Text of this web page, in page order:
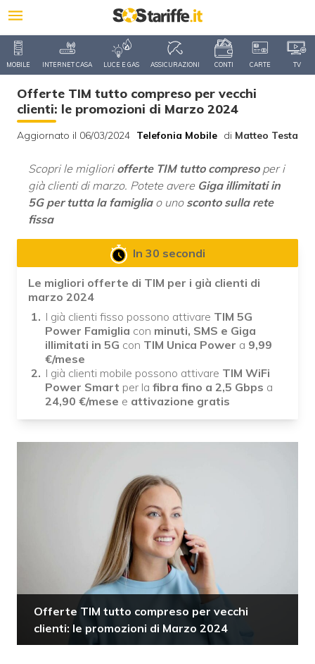
MOBILE INTERNET CASA LUCE E GAS ASSICURAZIONI CONTI CARTE TV
Offerte TIM tutto compreso per vecchi
clienti: le promozioni di Marzo 2024
Aggiornato il 06/03/2024 Telefonia Mobile di Matteo Testa
Scopri le migliori offerte TIM tutto compresoper i
già clienti di marzo. Potete avere Giga illimitati in
5G per tutta la famigliao uno sconto sulla rete
fissa
In 30 secondi
Le migliori offerte di TIM per i già clienti di
marzo 2024
I già clienti fisso possono attivare TIM 5G
Power Famiglia con minuti, SMS e Giga
illimitati in 5G con TIM Unica Power a 9,99
€/mese
I già clienti mobile possono attivare TIM WiFi
Power Smart per la fibra fino a 2,5 Gbps a
24,90 €/mese e attivazione gratis
Offerte TIM tutto compreso per vecchi
clienti: le promozioni di Marzo 2024